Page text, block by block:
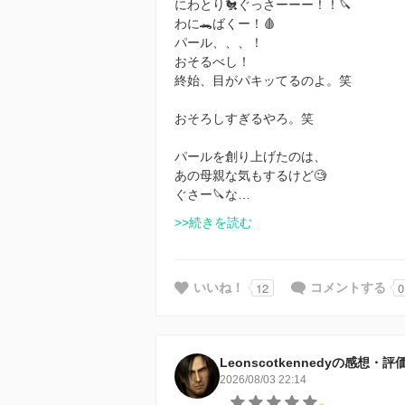
にわとり🐔ぐっさーーー！！🔪
わに🐊ばくー！🩸
パール、、、！
おそるべし！
終始、目がパキッてるのよ。笑
おそろしすぎるやろ。笑
パールを創り上げたのは、
あの母親な気もするけど🧐
ぐさー🔪な…
>>続きを読む
いいね！ 12 コメントする 0
Leonscotkennedyの感想・評
2026/08/03 22:14